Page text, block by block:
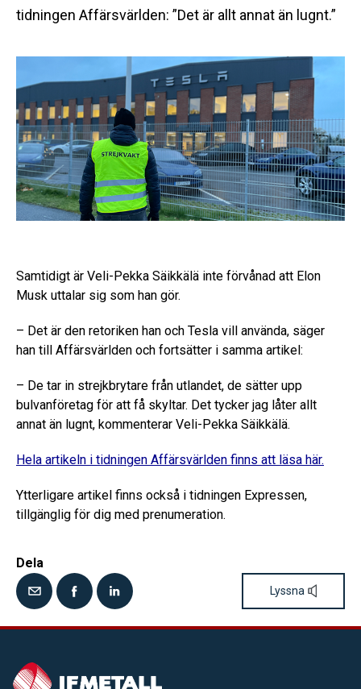
tidningen Affärsvärlden: ”Det är allt annat än lugnt.”
Samtidigt är Veli-Pekka Säikkälä inte förvånad att Elon
Musk uttalar sig som han gör.
– Det är den retoriken han och Tesla vill använda, säger
han till Affärsvärlden och fortsätter i samma artikel:
– De tar in strejkbrytare från utlandet, de sätter upp
bulvanföretag för att få skyltar. Det tycker jag låter allt
annat än lugnt, kommenterar Veli-Pekka Säikkälä.
Hela artikeln i tidningen Affärsvärlden finns att läsa här.
Ytterligare artikel finns också i tidningen Expressen,
tillgänglig för dig med prenumeration.
Dela
Lyssna